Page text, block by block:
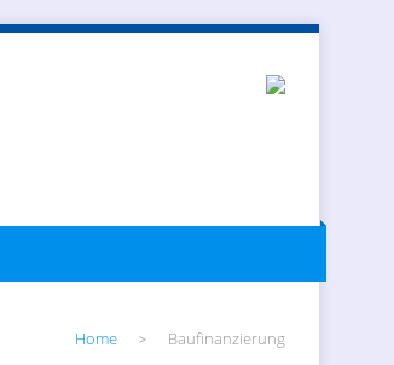
Home > Baufinanzierung